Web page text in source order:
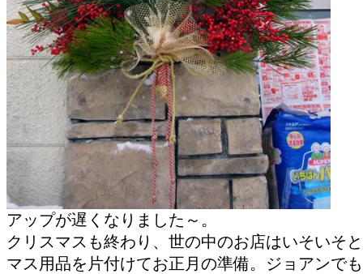
アップが遅くなりました～。
クリスマスも終わり、世の中のお店はいそいそ
マス用品を片付けてお正月の準備。ジョアンで